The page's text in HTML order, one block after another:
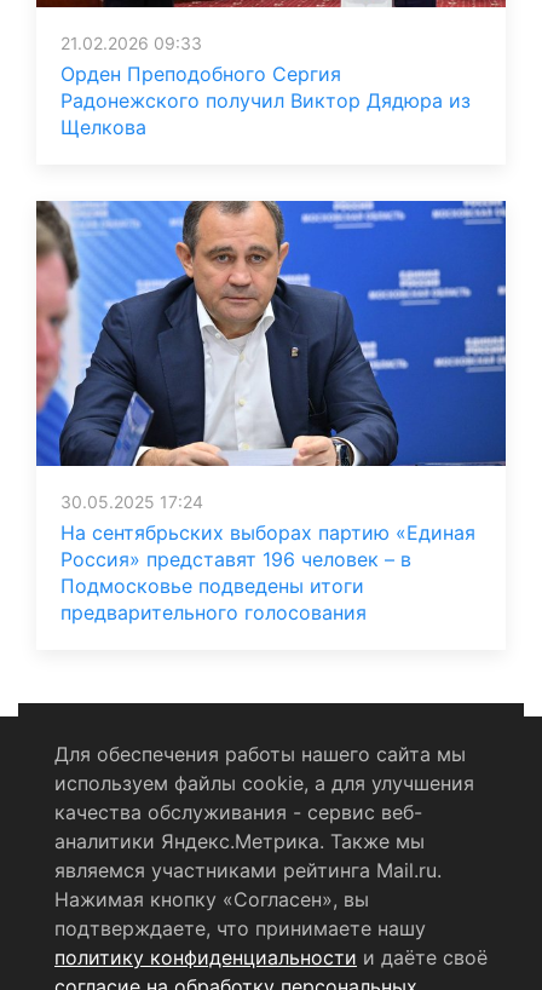
21.02.2026 09:33
Орден Преподобного Сергия
Радонежского получил Виктор Дядюра из
Щелкова
30.05.2025 17:24
На сентябрьских выборах партию «Единая
Россия» представят 196 человек – в
Подмосковье подведены итоги
предварительного голосования
Политика конфиденциальности
Согласие на обработку персональных данных
RSS-лента
© 2004 - 2026 Сетевое издание Щёлковское ТВ.
Для обеспечения работы нашего сайта мы
используем файлы cookie, а для улучшения
качества обслуживания - сервис веб-
аналитики Яндекс.Метрика. Также мы
являемся участниками рейтинга Mail.ru.
Нажимая кнопку «Согласен», вы
подтверждаете, что принимаете нашу
политику конфиденциальности и даёте своё